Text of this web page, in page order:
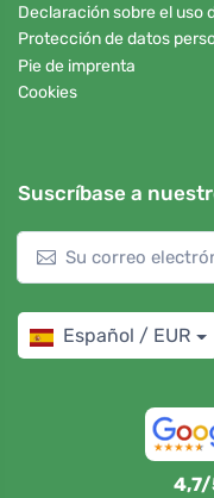
Declaración sobre el uso
Protección de datos
Pie de imprenta
Cookies
Suscríbase a
Español / EUR